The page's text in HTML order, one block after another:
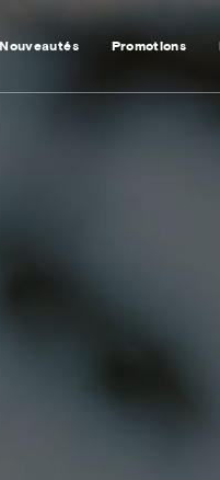
Nouveautés Promotions